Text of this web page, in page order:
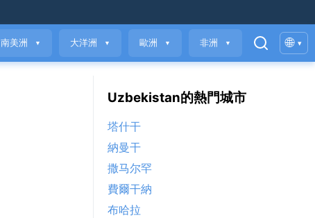
南美洲 ▼ 大洋洲 ▼ 歐洲 ▼ 非洲 ▼ 🌐 ▾
Uzbekistan的熱門城市
塔什干
納曼干
撒马尔罕
費爾干納
布哈拉